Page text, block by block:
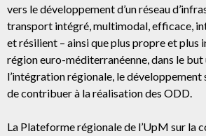
vers le développement d’un réseau
transport intégré, multimodal, efficace,
et résilient – ainsi que plus propre et plus
région euro-méditerranéenne, dans le
l’intégration régionale, le
de contribuer à la réalisation des ODD.
La Plateforme régionale de l’UpM sur la